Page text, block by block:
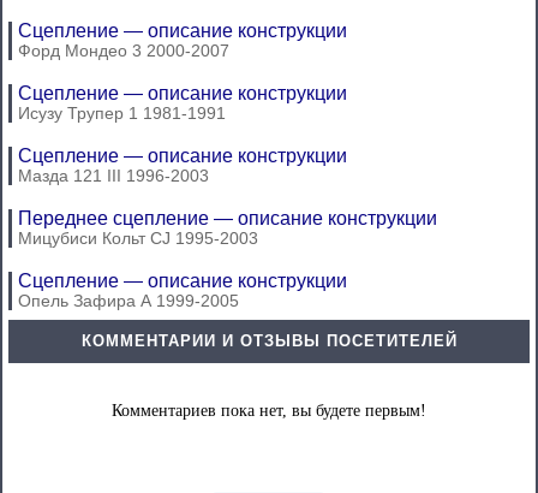
Сцепление — описание конструкции
Форд Мондео 3 2000-2007
Сцепление — описание конструкции
Исузу Трупер 1 1981-1991
Сцепление — описание конструкции
Мазда 121 III 1996-2003
Переднее сцепление — описание конструкции
Мицубиси Кольт CJ 1995-2003
Сцепление — описание конструкции
Опель Зафира А 1999-2005
КОММЕНТАРИИ И ОТЗЫВЫ ПОСЕТИТЕЛЕЙ
Комментариев пока нет, вы будете первым!